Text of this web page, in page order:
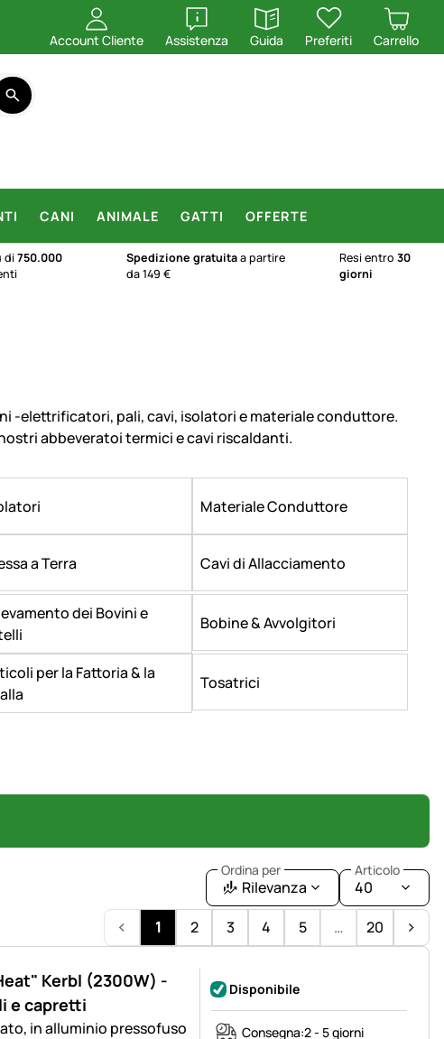
Account Cliente Assistenza
apri
Guida
apri
Preferiti Carrello
CANI ANIMALE GATTI OFFERTE
di750.000
Spedizione gratuitaa partire
da 149 €
Resi entro30
giorni
-elettrificatori, pali, cavi, isolatori e materiale conduttore.
abbeveratoi termici e cavi riscaldanti.
Materiale Conduttore
a Terra Cavi di Allacciamento
dei Bovini e
Bobine & Avvolgitori
per la Fattoria & la
Tosatrici
Ordina per
Rilevanza
Articolo
40
1
2 3 4 5 … 20
Kerbl (2300W) -
e capretti
in alluminio pressofuso
Disponibile
Consegna:2 - 5 giorni